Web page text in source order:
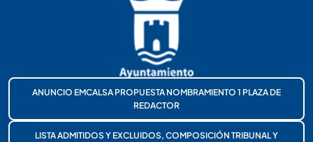
ANUNCIO EMCALSA PROPUESTA NOMBRAMIENTO 1 PLAZA DE
REDACTOR
LISTA ADMITIDOS Y EXCLUIDOS, COMPOSICIÓN TRIBUNAL Y